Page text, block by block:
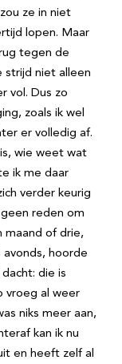
ze in niet
lopen. Maar
tegen de
strijd niet alleen
vol. Dus zo
zoals ik wel
er volledig af.
wie weet wat
ik me daar
verder keurig
reden om
maand of drie,
avonds, hoorde
die is
vroeg al weer
niks meer aan,
kan ik nu
en heeft zelf al